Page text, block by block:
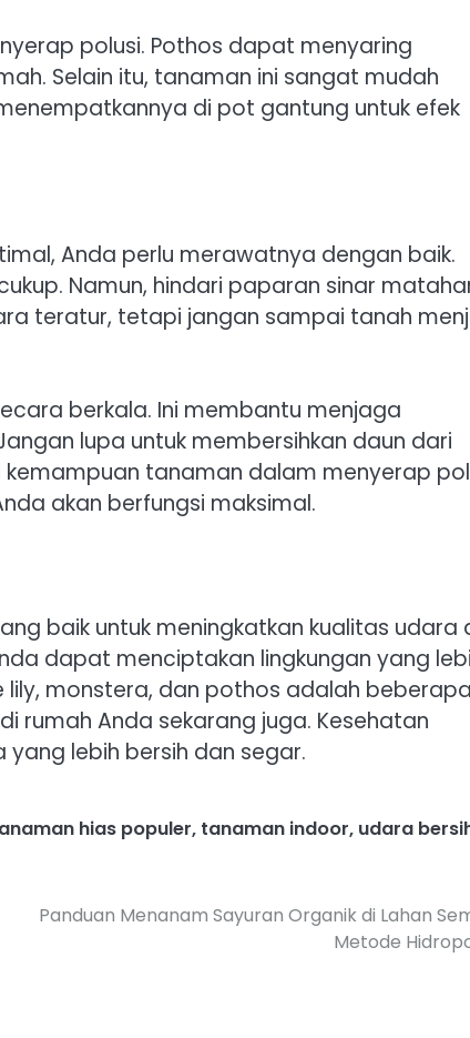
polusi. Pothos dapat menyaring
Selain itu, tanaman ini sangat mudah
di pot gantung untuk efek
Anda perlu merawatnya dengan baik.
Namun, hindari paparan sinar
teratur, tetapi jangan sampai tanah
berkala. Ini membantu menjaga
lupa untuk membersihkan daun dari
tanaman dalam menyerap
akan berfungsi maksimal.
baik untuk meningkatkan kualitas udara
dapat menciptakan lingkungan yang
lily, monstera, dan pothos adalah beberapa
rumah Anda sekarang juga. Kesehatan
lebih bersih dan segar.
hias populer, tanaman indoor, udara
Panduan Menanam Sayuran Organik di Lahan
Metode